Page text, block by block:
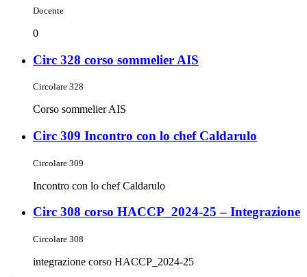
Docente
0
Circ 328 corso sommelier AIS
Circolare 328
Corso sommelier AIS
Circ 309 Incontro con lo chef Caldarulo
Circolare 309
Incontro con lo chef Caldarulo
Circ 308 corso HACCP_2024-25 – Integrazione
Circolare 308
integrazione corso HACCP_2024-25